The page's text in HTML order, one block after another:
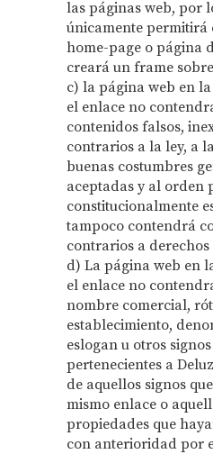
las páginas web, por
únicamente permitirá
home-page o página
creará un frame
c) la página web en
el enlace no
contenidos falsos,
contrarios a la ley, a
buenas costumbres
aceptadas y al orden
constitucionalmente
tampoco contendrá
contrarios a derechos
d) La página web en
el enlace no
nombre comercial,
establecimiento,
eslogan u otros
pertenecientes a
de aquellos signos
mismo enlace o
propiedades que
con anterioridad por